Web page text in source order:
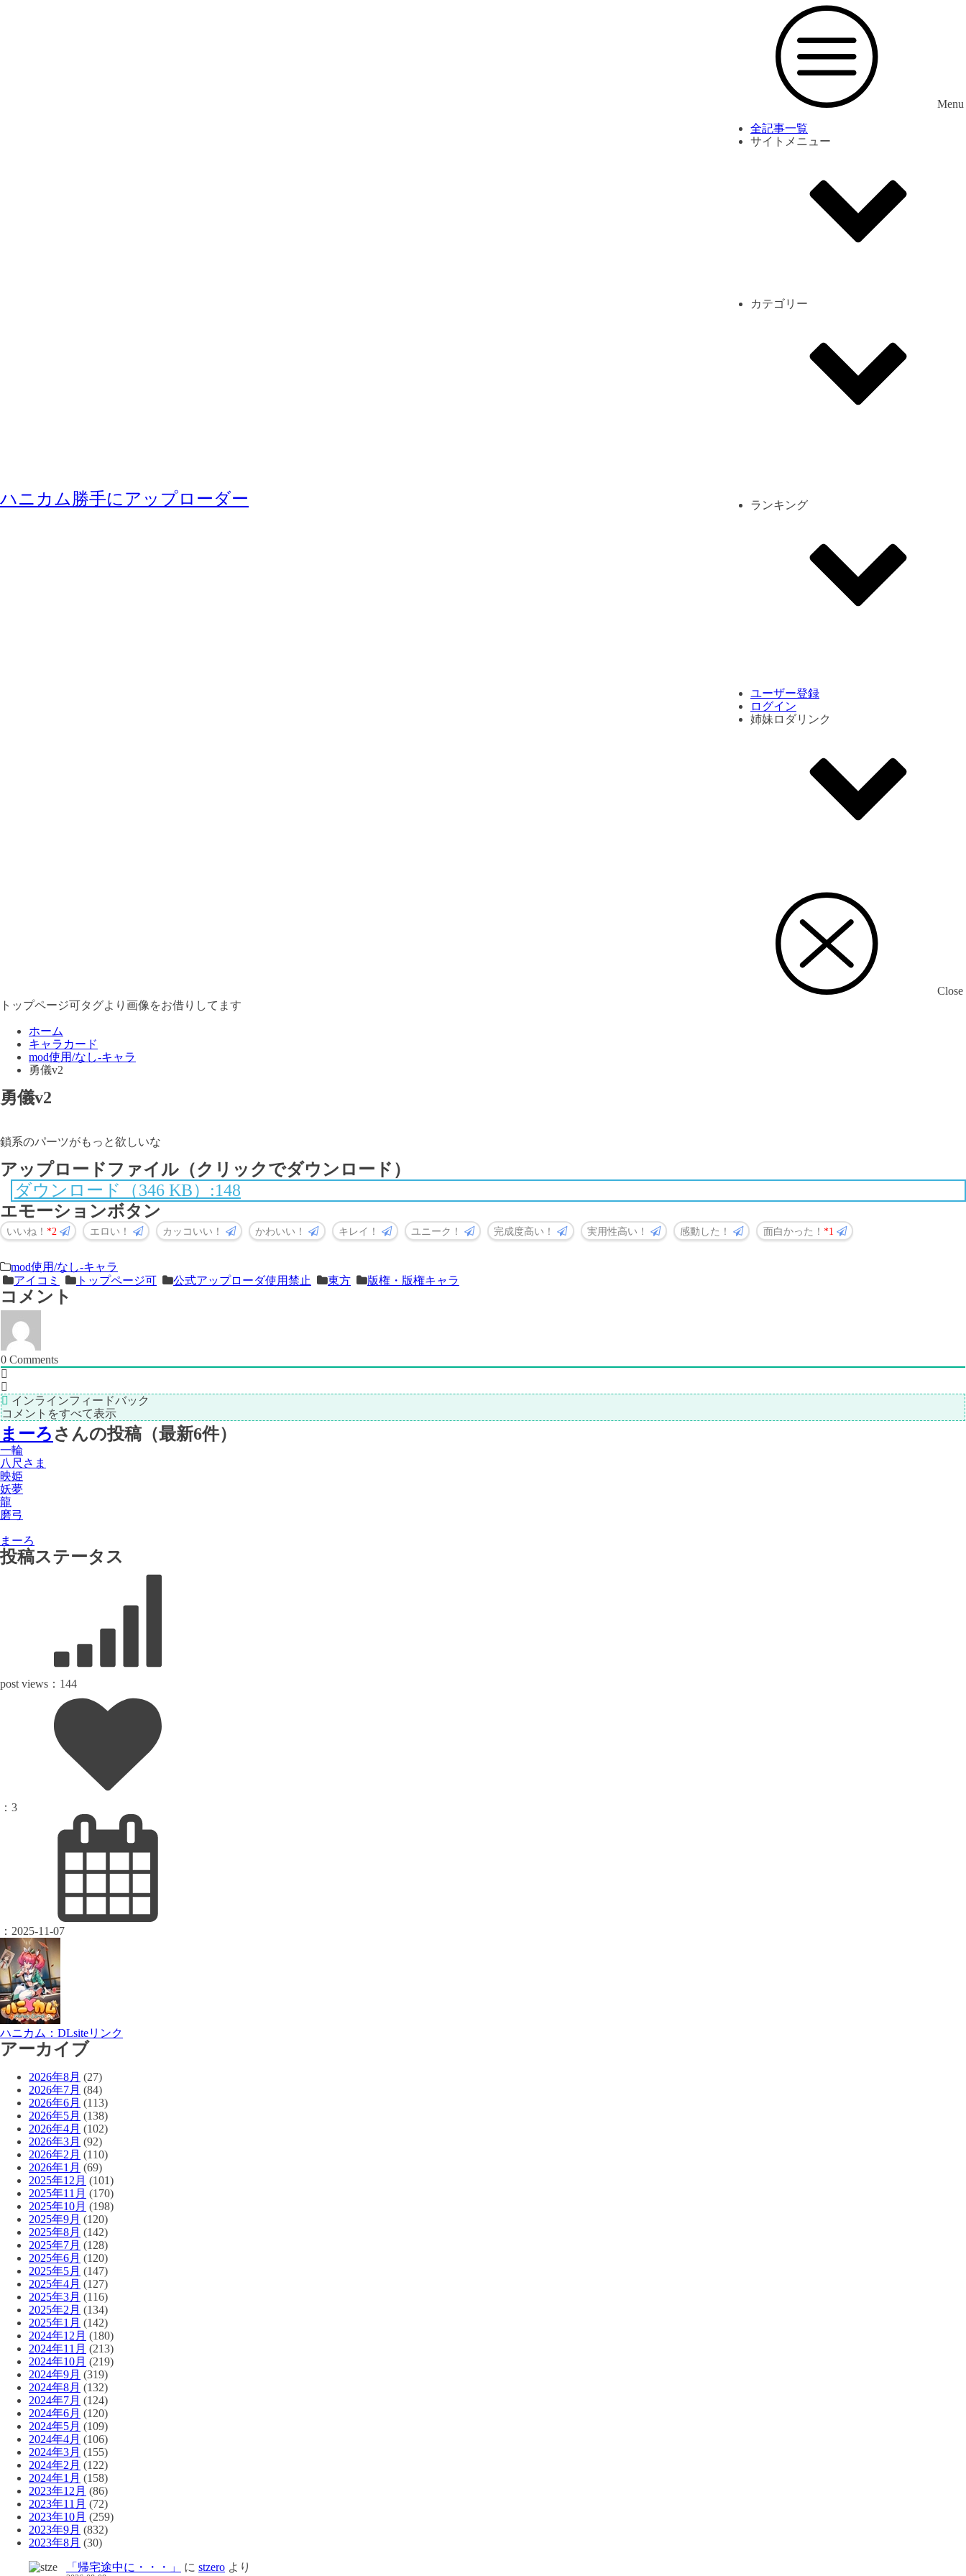
ハニカム勝手にアップローダー
Menu
全記事一覧
サイトメニュー
カテゴリー
ランキング
ユーザー登録
ログイン
姉妹ロダリンク
Close
トップページ可タグより画像をお借りしてます
ホーム
キャラカード
mod使用/なし-キャラ
勇儀v2
勇儀v2
鎖系のパーツがもっと欲しいな
アップロードファイル（クリックでダウンロード）
ダウンロード（346 KB）:148
エモーションボタン
いいね！ 2 エロい！ カッコいい！ かわいい！ キレイ！ ユニーク！ 完成度高い！ 実用性高い！ 感動した！ 面白かった！ 1
＜
次
の
記
事
前
の
記
事
＞
mod使用/なし-キャラ
アイコミ
トップページ可 公式アップローダ使用禁止 東方 版権・版権キャラ
コメント
0 Comments
インラインフィードバック
コメントをすべて表示
まーろ さんの投稿（最新6件）
一輪
八尺さま
映姫
妖夢
龍
磨弓
まーろ
投稿ステータス
post views： 144
： 3
： 2025-11-07
ハニカム：DLsiteリンク
アーカイブ
2026年8月 (27)
2026年7月 (84)
2026年6月 (113)
2026年5月 (138)
2026年4月 (102)
2026年3月 (92)
2026年2月 (110)
2026年1月 (69)
2025年12月 (101)
2025年11月 (170)
2025年10月 (198)
2025年9月 (120)
2025年8月 (142)
2025年7月 (128)
2025年6月 (120)
2025年5月 (147)
2025年4月 (127)
2025年3月 (116)
2025年2月 (134)
2025年1月 (142)
2024年12月 (180)
2024年11月 (213)
2024年10月 (219)
2024年9月 (319)
2024年8月 (132)
2024年7月 (124)
2024年6月 (120)
2024年5月 (109)
2024年4月 (106)
2024年3月 (155)
2024年2月 (122)
2024年1月 (158)
2023年12月 (86)
2023年11月 (72)
2023年10月 (259)
2023年9月 (832)
2023年8月 (30)
「帰宅途中に・・・」
に stzero より